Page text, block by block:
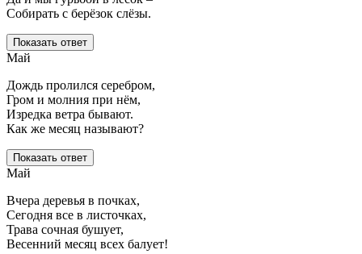
Собирать с берёзок слёзы.
Показать ответ
Май
Дождь пролился серебром,
Гром и молния при нём,
Изредка ветра бывают.
Как же месяц называют?
Показать ответ
Май
Вчера деревья в почках,
Сегодня все в листочках,
Трава сочная бушует,
Весенний месяц всех балует!